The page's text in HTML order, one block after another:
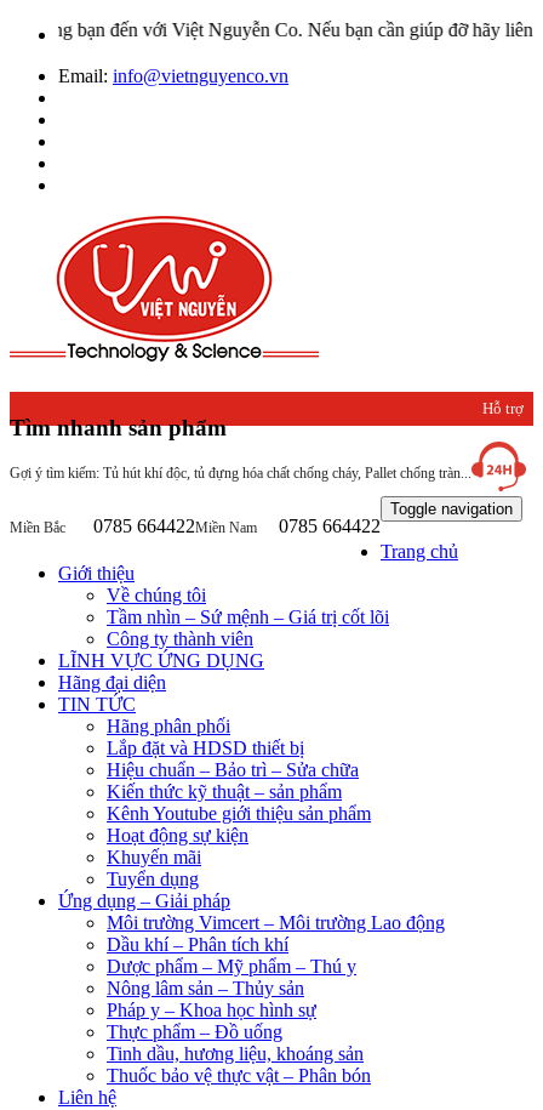
bạn đến với Việt Nguyễn Co. Nếu bạn cần giúp đỡ hãy liên hệ
Email: info@vietnguyenco.vn
Tìm nhanh sản phẩm
Gợi ý tìm kiếm: Tủ hút khí độc, tủ đựng hóa chất chống cháy, Pallet chống tràn...
Hỗ trợ
khách
hàng
Miền Bắc 0785 664422Miền Nam 0785 664422
Toggle navigation
Trang chủ
Giới thiệu
Về chúng tôi
Tầm nhìn – Sứ mệnh – Giá trị cốt lõi
Công ty thành viên
LĨNH VỰC ỨNG DỤNG
Hãng đại diện
TIN TỨC
Hãng phân phối
Lắp đặt và HDSD thiết bị
Hiệu chuẩn – Bảo trì – Sửa chữa
Kiến thức kỹ thuật – sản phẩm
Kênh Youtube giới thiệu sản phẩm
Hoạt động sự kiện
Khuyến mãi
Tuyển dụng
Ứng dụng – Giải pháp
Môi trường Vimcert – Môi trường Lao động
Dầu khí – Phân tích khí
Dược phẩm – Mỹ phẩm – Thú y
Nông lâm sản – Thủy sản
Pháp y – Khoa học hình sự
Thực phẩm – Đồ uống
Tinh dầu, hương liệu, khoáng sản
Thuốc bảo vệ thực vật – Phân bón
Liên hệ